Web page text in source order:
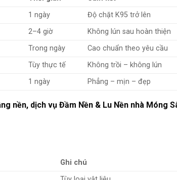
1 ngày
Độ chặt K95 trở lên
2–4 giờ
Không lún sau hoàn thiện
Trong ngày
Cao chuẩn theo yêu cầu
Tùy thực tế
Không trồi – không lún
1 ngày Phẳng – mịn – đẹp
nền, dịch vụ Đầm Nền & Lu Nền nhà Móng
Ghi chú